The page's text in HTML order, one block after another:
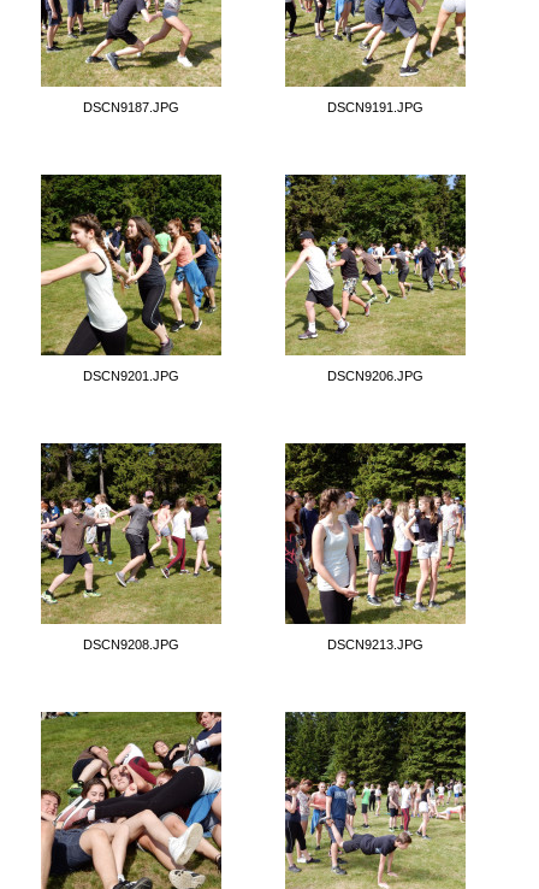
DSCN9187.JPG DSCN9191.JPG
DSCN9201.JPG DSCN9206.JPG
DSCN9208.JPG DSCN9213.JPG